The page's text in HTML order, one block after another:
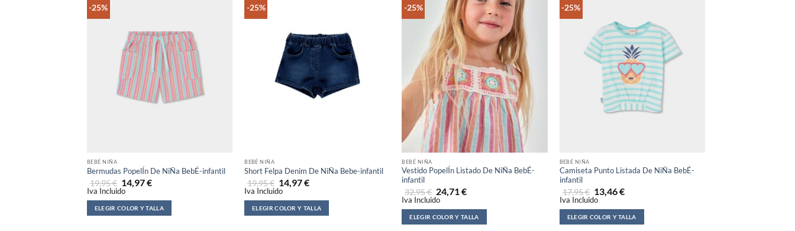
-25%
BEBÉ NIÑA
Bermudas PopelÍn De NiÑa BebÉ-infantil
19,95€ 14,97€
Iva Incluido
ELEGIR COLOR Y TALLA
-25%
BEBÉ NIÑA
Short Felpa Denim De NiÑa Bebe-infantil
19,95€ 14,97€
Iva Incluido
ELEGIR COLOR Y TALLA
-25%
BEBÉ NIÑA
Vestido PopelÍn Listado De NiÑa BebÉ-
infantil
32,95€ 24,71€
Iva Incluido
ELEGIR COLOR Y TALLA
-25%
BEBÉ NIÑA
Camiseta Punto Listada De NiÑa BebÉ-
infantil
17,95€ 13,46€
Iva Incluido
ELEGIR COLOR Y TALLA